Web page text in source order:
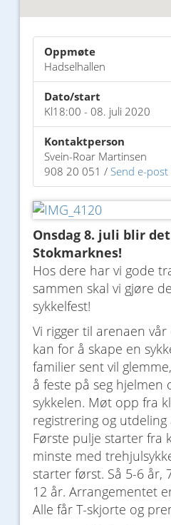
Oppmøte
Hadselhallen
Dato/start
Kl18:00 - 08. juli 2020
Kontaktperson
Svein-Roar Martinsen
908 20 051 / Send e-post
Onsdag 8. juli blir
Stokmarknes!
Hos dere har vi gode
sammen skal vi gjøre
sykkelfest!
Vi rigger til arenaen
kan for å skape en
familier sent vil
å feste på seg hjelmen
sykkelen. Møt opp fra
registrering og
Første pulje starter fra
minste med
starter først. Så 5-6 år,
12 år. Arrangementet
Alle får T-skjorte og